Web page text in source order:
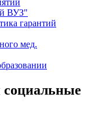
ВУЗ"
гарантий
мед.